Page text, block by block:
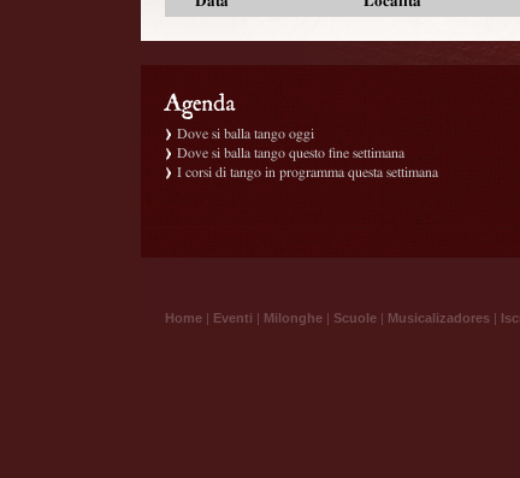
Dove si balla tango oggi
Dove si balla tango questo fine settimana
I corsi di tango in programma questa settimana
Home | Eventi | Milonghe | Scuole | Musicalizadores |